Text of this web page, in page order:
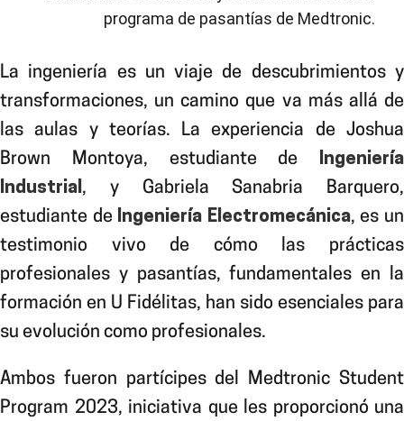
programa de pasantías de Medtronic.
La ingeniería es un viaje de descubrimientos y
transformaciones, un camino que va más allá de
las aulas y teorías. La experiencia de Joshua
Brown Montoya, estudiante de
Ingeniería
Industrial , y Gabriela Sanabria Barquero,
estudiante de Ingeniería Electromecánica, es un
testimonio vivo de cómo las prácticas
profesionales y pasantías, fundamentales en la
formación en U Fidélitas, han sido esenciales para
su evolución como profesionales.
Ambos fueron partícipes del Medtronic Student
Program 2023, iniciativa que les proporcionó una